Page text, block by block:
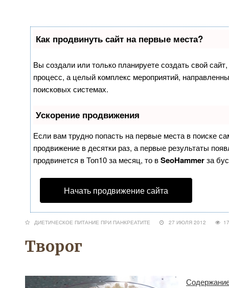
Как продвинуть сайт на первые места?
Вы создали или только планируете создать свой
процесс, а целый комплекс мероприятий,
поисковых системах.
Ускорение продвижения
Если вам трудно попасть на первые места в поиске
продвижение в десятки раз, а первые результаты
продвинется в Топ10 за месяц, то вSeoHammerза
Начать продвижение сайта
ДИЕТИЧЕСКОЕ ПИТАНИЕ ПРИ ПАНКРЕАТИТЕ 27 ИЮЛЯ 2012
Творог